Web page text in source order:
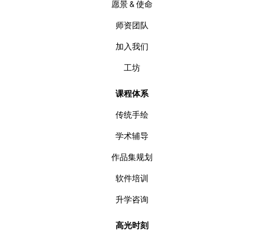
愿景 & 使命
师资团队
加入我们
工坊
课程体系
传统手绘
学术辅导
作品集规划
软件培训
升学咨询
高光时刻